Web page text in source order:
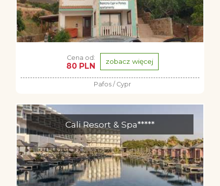
Cena od:
80 PLN zobacz więcej
Pafos / Cypr
Cali Resort & Spa*****